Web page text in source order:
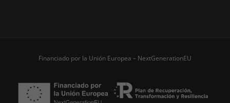
Financiado por la Unión Europea – NextGenerationEU